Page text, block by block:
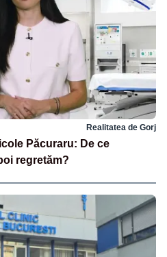
Realitatea de Gorj
Păcuraru: De ce
regretăm?